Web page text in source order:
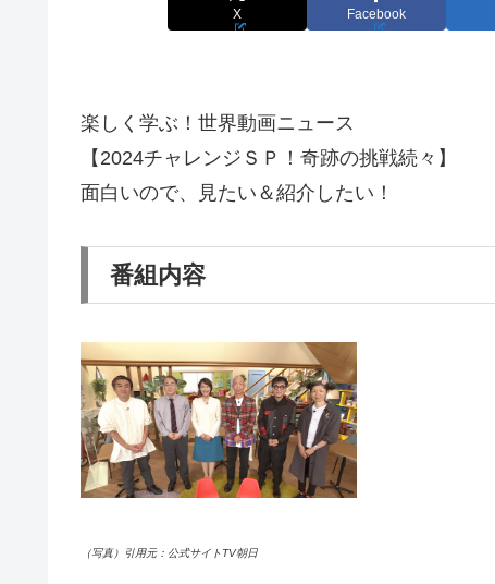
X Facebook
楽しく学ぶ！世界動画ニュース
【2024チャレンジＳＰ！奇跡の挑戦続々】
面白いので、見たい＆紹介したい！
番組内容
（写真）引用元：公式サイトTV朝日